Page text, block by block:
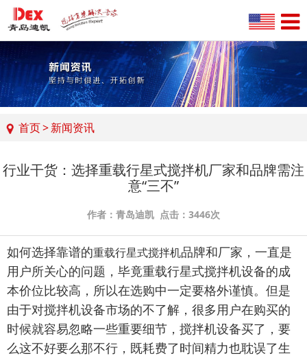
首页>新闻资讯
行业干货：选择重载行星式搅拌机厂家和品牌需注
意“三不”
作者：青岛迪凯 点击：3446次
如何选择靠谱的重载行星式搅拌机品牌和厂家，一直是
用户所关心的问题，毕竟重载行星式搅拌机设备的成
本价位比较高，所以在选购中一定要格外谨慎。但是
由于对搅拌机设备市场的不了解，很多用户在购买的
时候就容易忽略一些重要细节，搅拌机设备买了，要
么这不好要么那不行，既耗费了时间精力也耽误了生